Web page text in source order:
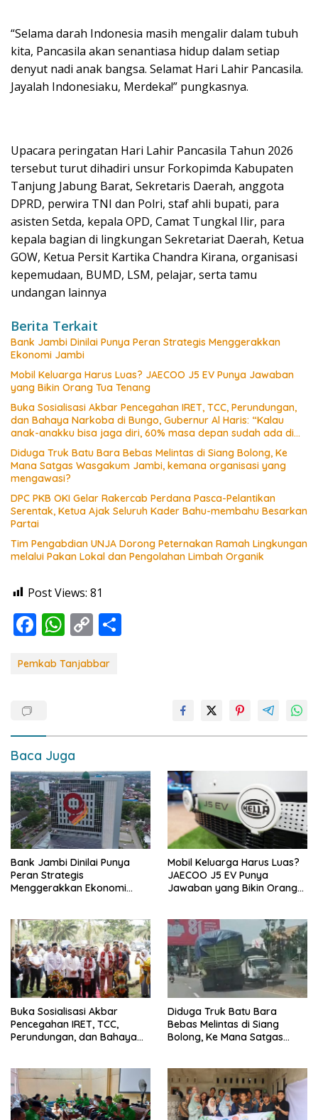
“Selama darah Indonesia masih mengalir dalam tubuh
kita, Pancasila akan senantiasa hidup dalam setiap
denyut nadi anak bangsa. Selamat Hari Lahir Pancasila.
Jayalah Indonesiaku, Merdeka!” pungkasnya.
Upacara peringatan Hari Lahir Pancasila Tahun 2026
tersebut turut dihadiri unsur Forkopimda Kabupaten
Tanjung Jabung Barat, Sekretaris Daerah, anggota
DPRD, perwira TNI dan Polri, staf ahli bupati, para
asisten Setda, kepala OPD, Camat Tungkal Ilir, para
kepala bagian di lingkungan Sekretariat Daerah, Ketua
GOW, Ketua Persit Kartika Chandra Kirana, organisasi
kepemudaan, BUMD, LSM, pelajar, serta tamu
undangan lainnya
Berita Terkait
Bank Jambi Dinilai Punya Peran Strategis Menggerakkan
Ekonomi Jambi
Mobil Keluarga Harus Luas? JAECOO J5 EV Punya Jawaban
yang Bikin Orang Tua Tenang
Buka Sosialisasi Akbar Pencegahan IRET, TCC, Perundungan,
dan Bahaya Narkoba di Bungo, Gubernur Al Haris: “Kalau
anak-anakku bisa jaga diri, 60% masa depan sudah ada di
tangan”
Diduga Truk Batu Bara Bebas Melintas di Siang Bolong, Ke
Mana Satgas Wasgakum Jambi, kemana organisasi yang
mengawasi?
DPC PKB OKI Gelar Rakercab Perdana Pasca-Pelantikan
Serentak, Ketua Ajak Seluruh Kader Bahu-membahu Besarkan
Partai
Tim Pengabdian UNJA Dorong Peternakan Ramah Lingkungan
melalui Pakan Lokal dan Pengolahan Limbah Organik
Post Views: 81
F
e
o
k
W
at
p
p
C
p
n
Pemkab Tanjabbar
Baca Juga
Bank Jambi Dinilai Punya
Peran Strategis
Menggerakkan Ekonomi
Mobil Keluarga Harus Luas?
JAECOO J5 EV Punya
Jawaban yang Bikin Orang
Buka Sosialisasi Akbar
Pencegahan IRET, TCC,
Perundungan, dan Bahaya
bisa jaga diri, 60% masa
depan sudah ada di tangan”
Diduga Truk Batu Bara
Bebas Melintas di Siang
Bolong, Ke Mana Satgas